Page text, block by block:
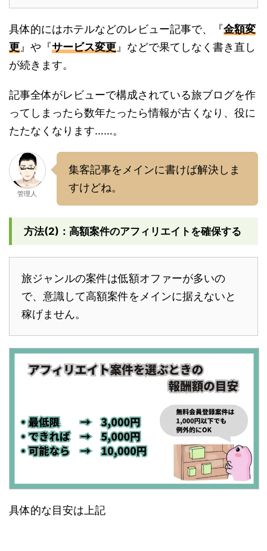
具体的にはホテルなどのレビュー記事で、『金額変
更 』や『サービス変更 』などで果てしなく書き直し
が続きます。
記事全体がレビューで構成されている旅ブログを作
ってしまったら数年たったら情報が古くなり、役に
たたなくなります……。
管理人
集客記事をメインに書けば解決しま
すけどね。
方法(2)：高額案件のアフィリエイトを確保する
旅ジャンルの案件は低額オファーが多いの
で、意識して高額案件をメインに据えないと
稼げません。
具体的な目安は上記